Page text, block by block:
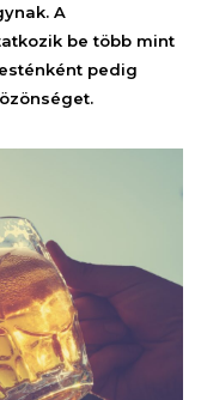
A
be több mint
pedig